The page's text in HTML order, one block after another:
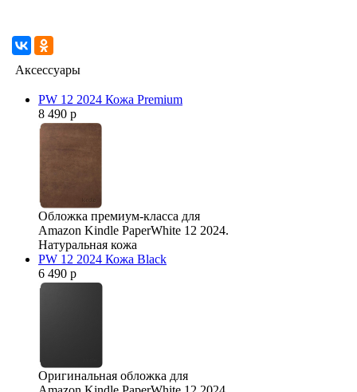
Аксессуары
PW 12 2024 Кожа Premium
8 490 р
Обложка премиум-класса для
Amazon Kindle PaperWhite 12 2024.
Натуральная кожа
PW 12 2024 Кожа Black
6 490 р
Оригинальная обложка для